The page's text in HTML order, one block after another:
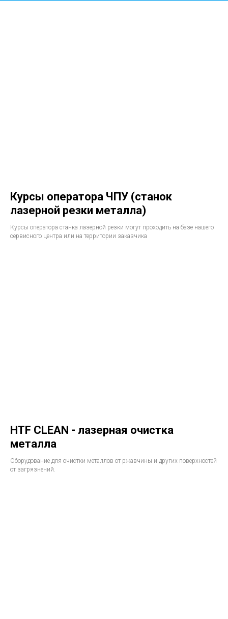
Курсы оператора ЧПУ (станок
лазерной резки металла)
Курсы оператора станка лазерной резки могут проходить на базе нашего
сервисного центра или на территории заказчика
HTF CLEAN - лазерная очистка
металла
Оборудование для очистки металлов от ржавчины и других поверхностей
от загрязнений.